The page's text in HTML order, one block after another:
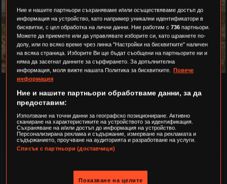
МЕСТОПРЕСТЪПЛЕНИЕТО:
НЮ ЙОРК
ПОНЕДЕЛНИК23:00
ПРЕДСТОЯЩИ ИЗЛЪЧВАНИЯ ПО ТВ
ПЕТЪК 7 АВГУСТ В 14:35 (E14 - C02)
ПОНЕДЕЛНИК 10 АВГУСТ В 23:00
Ние и нашите партньори съхраняваме и/или осъществяваме достъп до
информация на устройство, като например уникални идентификатори в
бисквитки, с цел обработка на лични данни. Ние работим с736 партньори.
Можете да приемете или да управлявате изборите си, като щракнете по-
долу, или по всяко време чрез линка "Настройки на бисквитките" наличен
на всяка страница. Изборите Ви ще бъдат съобщени на партньорите ни и
няма да засегнат данните за сърфирането. За допълнителна
информация, моля вижте нашата Политика за бисквитките. Повече
информация
Ние и нашите партньори обработваме данни, за да
предоставим:
Използване на точни данни за географско позициониране. Активно
сканиране на характеристиките на устройството за идентификация.
Съхраняване на и/или достъп до информация на устройство.
Персонализирана реклама и съдържание, измерване на рекламата и
съдържанието, проучване на аудиторията и разработване на услуги.
Списък с партньори (доставчици)
Показване на целите